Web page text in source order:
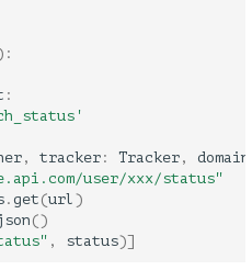
:
, tracker : Tracker , domain
user/xxx/status"
. get (url )
()
, status)]